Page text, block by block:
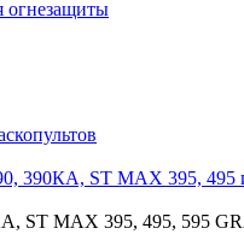
огнезащиты
390КА, ST MAX 395, 495
ST MAX 395, 495, 595